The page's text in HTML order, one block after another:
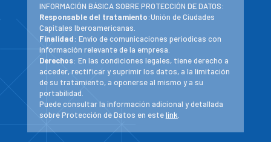
INFORMACIÓN BÁSICA SOBRE PROTECCIÓN DE DATOS:
Responsable del tratamiento:Unión de Ciudades
Capitales Iberoamericanas.
Finalidad: Envío de comunicaciones periodicas con
información relevante de la empresa.
Derechos: En las condiciones legales, tiene derecho a
acceder, rectificar y suprimir los datos, a la limitación
de su tratamiento, a oponerse al mismo y a su
portabilidad.
Puede consultar la información adicional y detallada
sobre Protección de Datos en estelink